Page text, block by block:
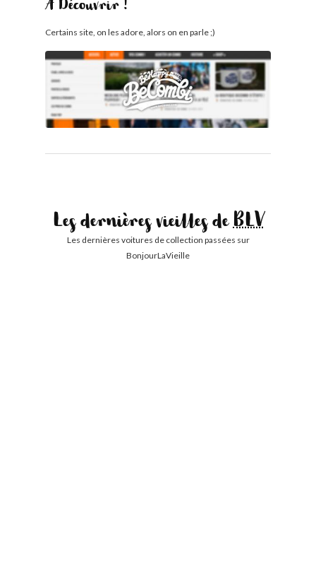
À Découvrir !
Certains site, on les adore, alors on en parle ;)
Les dernières vieilles deBLV
Les dernières voitures de collection passées sur
BonjourLaVieille